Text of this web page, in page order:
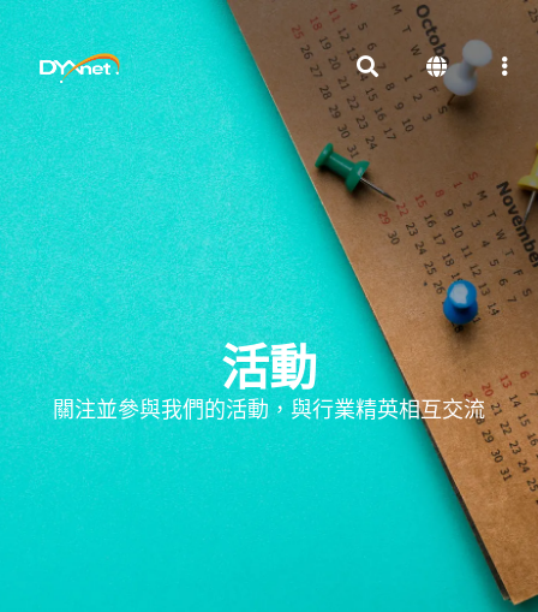
活動
關注並參與我們的活動，與行業精英相互交流